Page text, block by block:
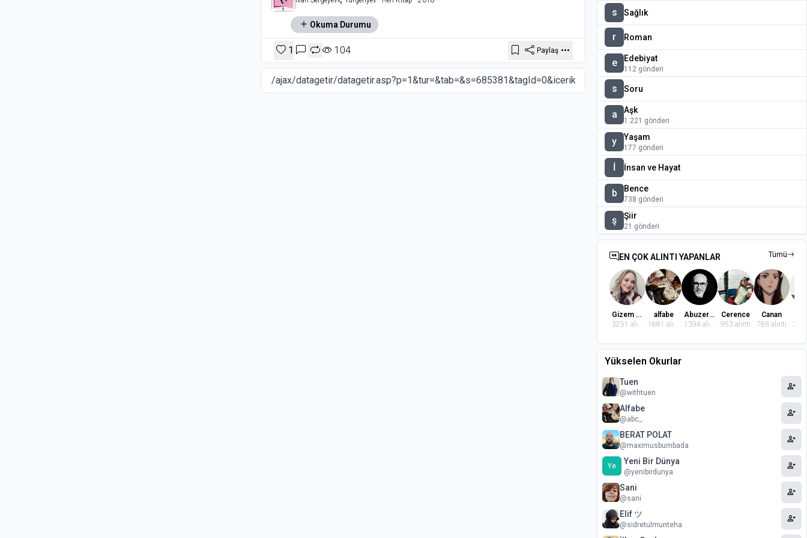
Okuma Durumu
1 104 Paylaş
s Sağlık
r Roman
e Edebiyat
112 gönderi
s Soru
a Aşk
1.221 gönderi
y Yaşam
177 gönderi
İ İnsan ve Hayat
b Bence
738 gönderi
ş Şiir
21 gönderi
EN ÇOK ALINTI YAPANLAR Tümü
Gizem Dindaroğlu
3251 alıntı
alfabe
1881 alıntı
Abuzer Badem
1394 alıntı
Cerence
953 alıntı
Canan
786 alıntı
764
Yükselen Okurlar
Tuen
@withtuen person_add
Alfabe
@abc_ person_add
BERAT POLAT
@maximusbumbada person_add
Ye Yeni Bir Dünya
@yenibirdunya person_add
Sani
@sani person_add
Elif ツ
@sidretulmunteha person_add